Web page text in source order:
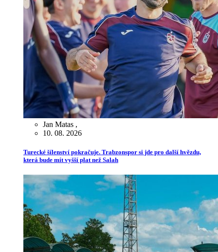
Jan Matas ,
10. 08. 2026
Turecké šílenství pokračuje. Trabzonspor si jde pro další hvězdu,
která bude mít vyšší plat než Salah